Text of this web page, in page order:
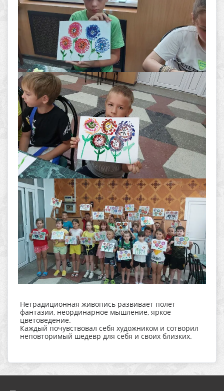
Нетрадиционная живопись развивает полет
фантазии, неординарное мышление, яркое
цветоведение.
Каждый почувствовал себя художником и сотворил
неповторимый шедевр для себя и своих близких.